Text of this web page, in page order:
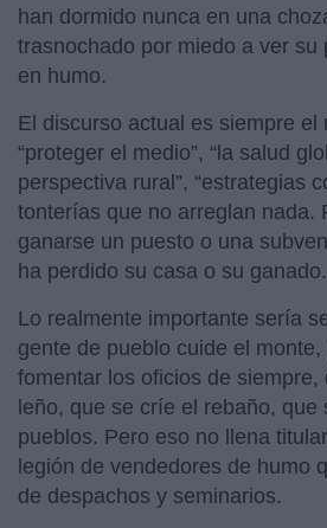
han dormido nunca en una
trasnochado por miedo a ver su
en humo.
El discurso actual es siempre el
“proteger el medio”, “la salud
perspectiva rural”, “estrategias
tonterías que no arreglan nada.
ganarse un puesto o una
ha perdido su casa o su ganado.
Lo realmente importante sería
gente de pueblo cuide el
fomentar los oficios de siempre,
leño, que se críe el rebaño, que
pueblos. Pero eso no llena
legión de vendedores de humo
de despachos y seminarios.